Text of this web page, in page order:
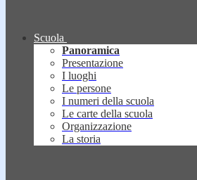
Scuola
Panoramica
Presentazione
I luoghi
Le persone
I numeri della scuola
Le carte della scuola
Organizzazione
La storia